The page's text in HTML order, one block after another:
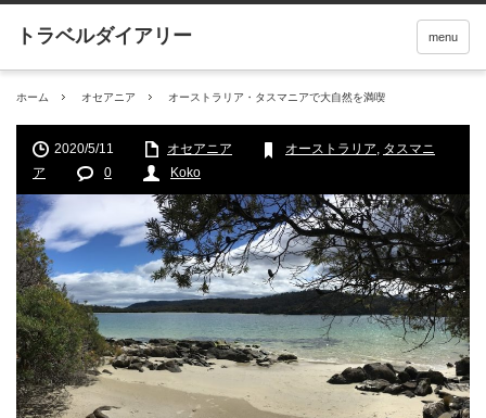
menu
ホーム オセアニア オーストラリア・タスマニアで大自然を満喫
2020/5/11 オセアニア オーストラリア, タスマニ
ア
0 Koko